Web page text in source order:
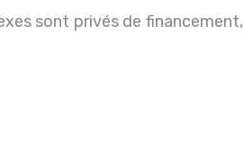
sont privés de financement,